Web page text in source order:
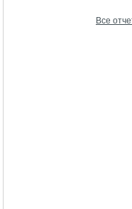
Все